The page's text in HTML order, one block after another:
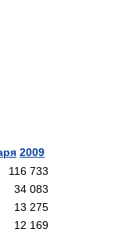
на1 января